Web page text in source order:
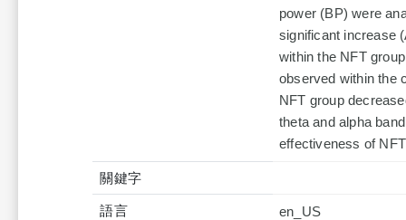
power (BP) were
significant increase
within the NFT
observed within the
NFT group
theta and alpha
effectiveness of
關鍵字
語言 en_US